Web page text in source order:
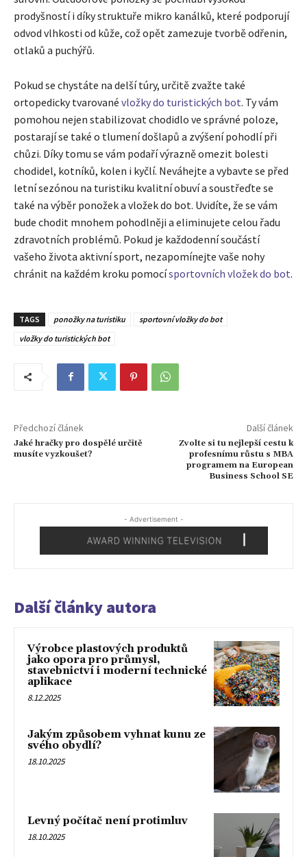
prodyšností i díky struktuře mikro kanálků, které podporují
odvod vlhkosti od kůže, což opět zamezuje tvorbě odřenin,
otlaků a puchýřů.
Pokud se chystáte na delší túry, určitě zvažte také
ortopedicky tvarované vložky do turistických bot. Ty vám
pomohou nejen stabilizovat chodidlo ve správné poloze,
postarají se také o tlumení došlapů a zvýšení pohodlí při
chůzi. Díky tomu se vám podaří výrazně omezit bolesti
chodidel, kotníků, kolen i kyčlí. Neváhejte a vybavte se před
letní sezónou na turistiku kvalitní obuví a soustřeďte se
také na výběr ponožek a vložek do bot. Uvidíte, že se vám
bude chodit mnohem pohodlněji a eliminujete celou řadu
zdravotních problémů. Pokud je každodenní součástí
vašeho života aktivní sport, nezapomínejte vaše nohy
chránit na každém kroku pomocísportovních vložek do bot.
TAGS ponožky na turistiku
sportovní vložky do bot
vložky do turistických bot
Předchozí článek
Jaké hračky pro dospělé určitě
musíte vyzkoušet?
Další článek
Zvolte si tu nejlepší cestu k
profesnímu růstu s MBA
programem na European
Business School SE
- Advertisement -
Další články autora
Výrobce plastových produktů
jako opora pro průmysl,
stavebnictví i moderní technické
aplikace
8.12.2025
Jakým způsobem vyhnat kunu ze
svého obydlí?
18.10.2025
Levný počítač není protimluv
18.10.2025